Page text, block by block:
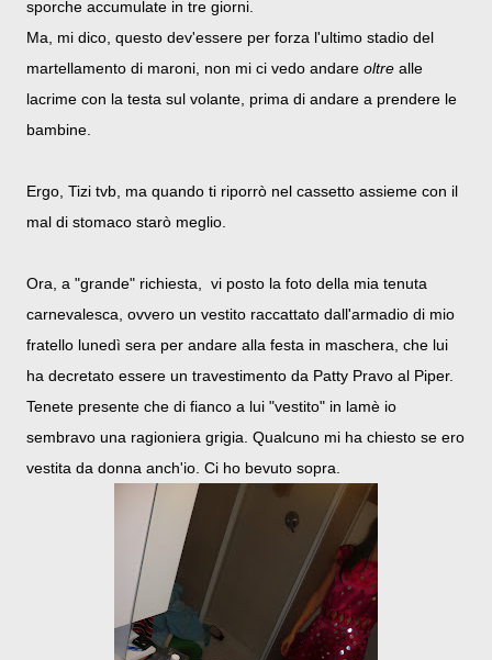
sporche accumulate in tre giorni.
Ma, mi dico, questo dev'essere per forza l'ultimo stadio del
martellamento di maroni, non mi ci vedo andare oltre alle
lacrime con la testa sul volante, prima di andare a prendere le
bambine.
Ergo, Tizi tvb, ma quando ti riporrò nel cassetto assieme con il
mal di stomaco starò meglio.
Ora, a "grande" richiesta, vi posto la foto della mia tenuta
carnevalesca, ovvero un vestito raccattato dall'armadio di mio
fratello lunedì sera per andare alla festa in maschera, che lui
ha decretato essere un travestimento da Patty Pravo al Piper.
Tenete presente che di fianco a lui "vestito" in lamè io
sembravo una ragioniera grigia. Qualcuno mi ha chiesto se ero
vestita da donna anch'io. Ci ho bevuto sopra.